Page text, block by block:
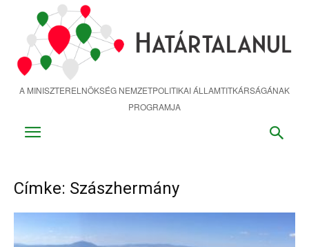
tartalomra
A MINISZTERELNÖKSÉG NEMZETPOLITIKAI ÁLLAMTITKÁRSÁGÁNAK
PROGRAMJA
Címke: Szászhermány